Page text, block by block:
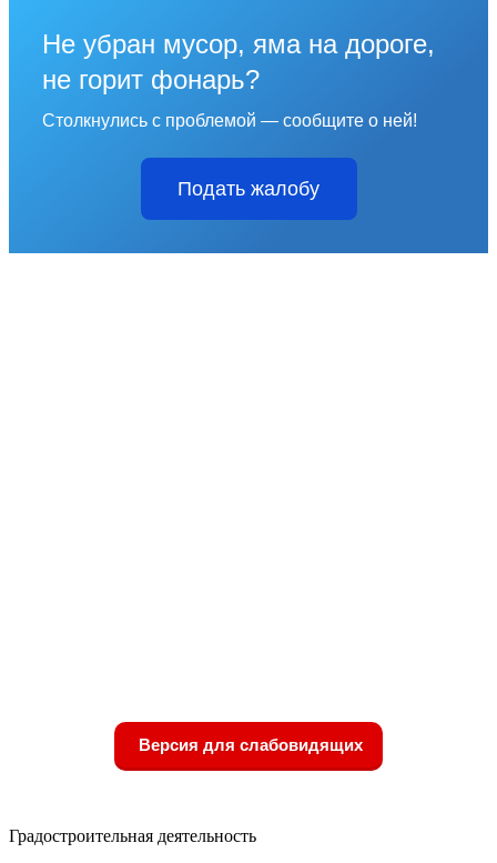
Не убран мусор, яма на дороге,
не горит фонарь?
Столкнулись с проблемой — сообщите о ней!
Подать жалобу
Версия для слабовидящих
Градостроительная деятельность